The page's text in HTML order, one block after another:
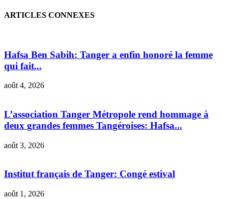
ARTICLES CONNEXES
Hafsa Ben Sabih: Tanger a enfin honoré la femme
qui fait...
août 4, 2026
L’association Tanger Métropole rend hommage à
deux grandes femmes Tangéroises: Hafsa...
août 3, 2026
Institut français de Tanger: Congé estival
août 1, 2026